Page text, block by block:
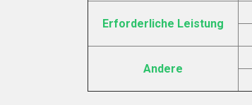
Erforderliche Leistung
Andere